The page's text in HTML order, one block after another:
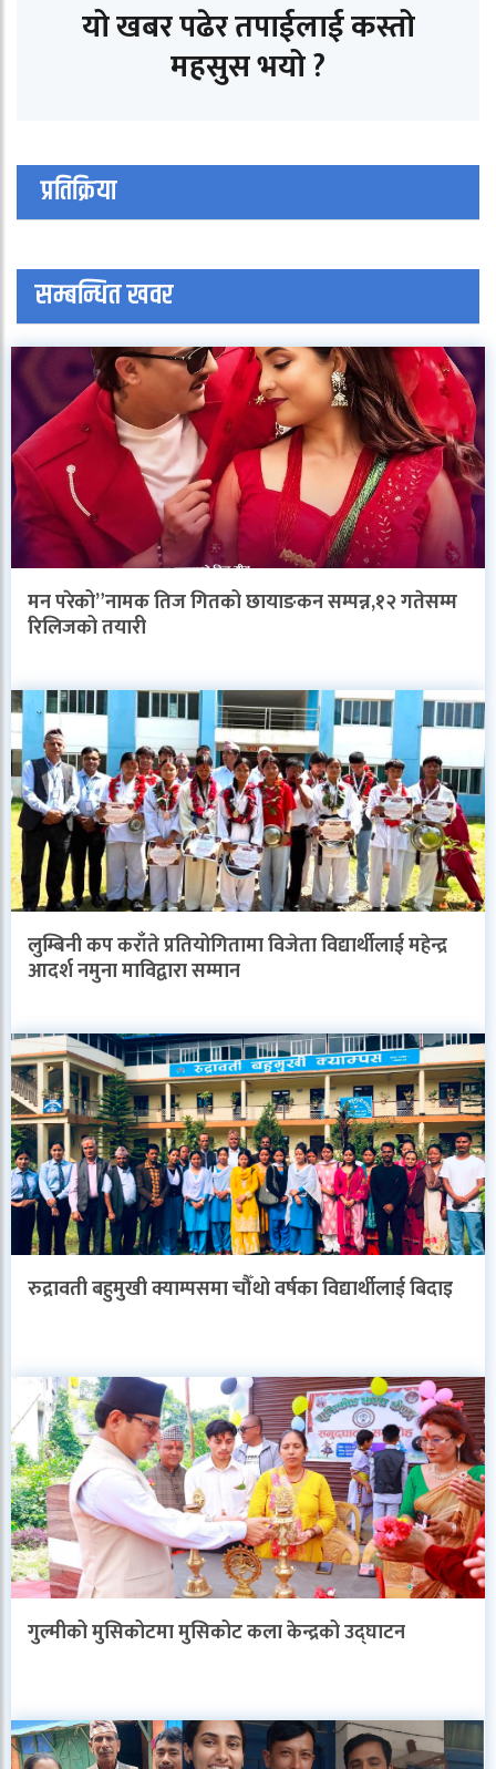
यो खबर पढेर तपाईलाई कस्तो
महसुस भयो ?
प्रतिक्रिया
सम्बन्धित खवर
मन परेको”नामक तिज गितको छायाङकन सम्पन्न,१२ गतेसम्म
रिलिजको तयारी
लुम्बिनी कप कराँते प्रतियोगितामा विजेता विद्यार्थीलाई महेन्द्र
आदर्श नमुना माविद्वारा सम्मान
रुद्रावती बहुमुखी क्याम्पसमा चौँथो वर्षका विद्यार्थीलाई बिदाइ
गुल्मीको मुसिकोटमा मुसिकोट कला केन्द्रको उद्घाटन